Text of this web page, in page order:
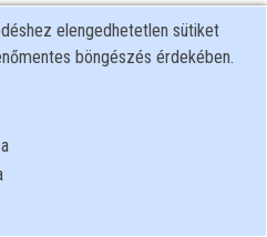
elengedhetetlen sütiket
böngészés érdekében.